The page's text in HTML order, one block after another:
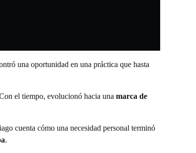
una oportunidad en una práctica que hasta
el tiempo, evolucionó hacia una marca de
cuenta cómo una necesidad personal terminó
.